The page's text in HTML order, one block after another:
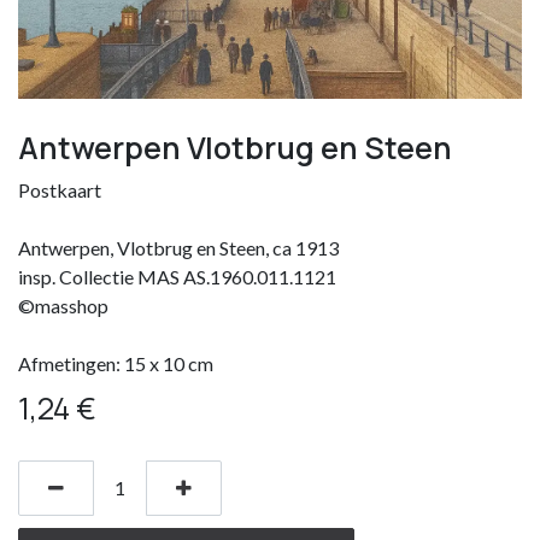
Antwerpen Vlotbrug en Steen
Postkaart
Antwerpen, Vlotbrug en Steen, ca 1913
insp. Collectie MAS AS.1960.011.1121
©masshop
Afmetingen: 15 x 10 cm
1,24 €